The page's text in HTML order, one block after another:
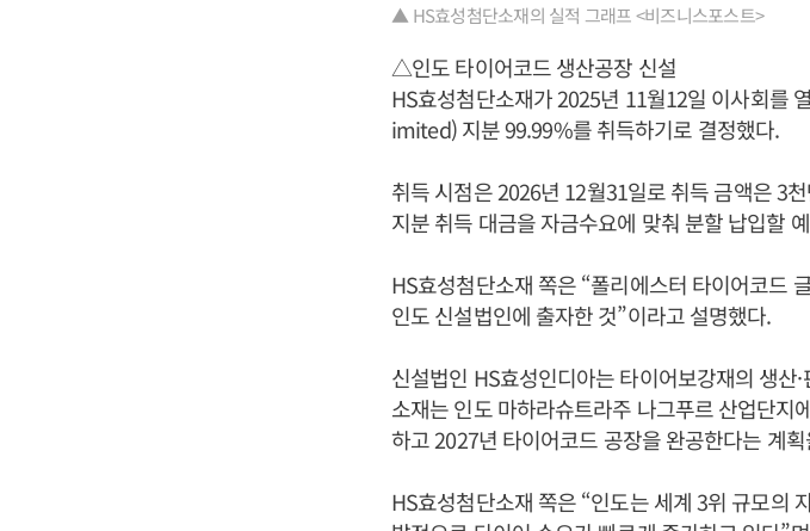
▲ HS효성첨단소재의 실적 그래프 <비즈니스포스트>
△인도 타이어코드 생산공장 신설
HS효성첨단소재가 2025년 11월12일 이사회를
imited) 지분 99.99%를 취득하기로 결정했다.
취득 시점은 2026년 12월31일로 취득 금액은 3
지분 취득 대금을 자금수요에 맞춰 분할 납입할
HS효성첨단소재 쪽은 “폴리에스터 타이어코드
인도 신설법인에 출자한 것”이라고 설명했다.
신설법인 HS효성인디아는 타이어보강재의 생산
소재는 인도 마하라슈트라주 나그푸르 산업단
하고 2027년 타이어코드 공장을 완공한다는 계
HS효성첨단소재 쪽은 “인도는 세계 3위 규모의